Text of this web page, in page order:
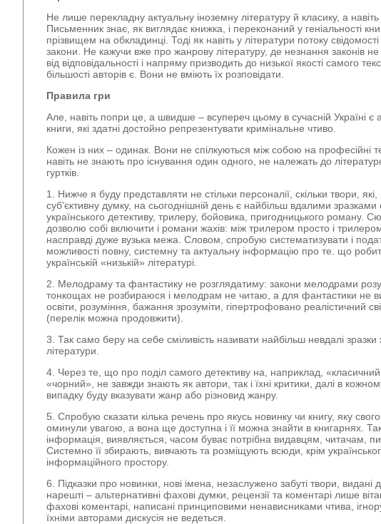
Не лише перекладну актуальну іноземну літературу й класику, а навіть
Письменник знає, як виглядає книжка, і переконаний у геніальності
прізвищем на обкладинці. Тоді як навіть у літератури потоку свідомості
закони. Не кажучи вже про жанрову літературу, де незнання законів
від відповідальності і напряму призводить до низької якості самого
більшості авторів є. Вони не вміють їх розповідати.
Правила гри
Але, навіть попри це, а швидше – всупереч цьому в сучасній Україні є
книги, які здатні достойно репрезентувати кримінальне чтиво.
Кожен із них – одинак. Вони не спілкуються між собою на професійні
навіть не знають про існування один одного, не належать до
гуртків.
1. Нижче я буду представляти не стільки персоналії, скільки твори,
суб’єктивну думку, на сьогоднішній день є найбільш вдалими зразками
українського детективу, трилеру, бойовика, пригодницького роману.
дозволю собі включити і романи жахів: між трилером просто і
насправді дуже вузька межа. Словом, спробую систематизувати і
можливості повну, системну та актуальну інформацію про те. що
українській «низькій» літературі.
2. Мелодраму та фантастику не розглядатиму: закони мелодрами
тонкощах не розбираюся і мелодрам не читаю, а для фантастики не
освіти, розуміння, бажання зрозуміти, гіпертрофовано реалістичний
(перелік можна продовжити).
3. Так само беру на себе сміливість називати найбільш невдалі зразки
літератури.
4. Через те, що про поділ самого детективу на, наприклад,
«чорний», не завжди знають як автори, так і їхні критики, далі в
випадку буду вказувати жанр або різновид жанру.
5. Спробую сказати кілька речень про якусь новинку чи книгу, яку
оминули увагою, а вона ще доступна і її можна знайти в книгарнях.
інформація, виявляється, часом буває потрібна видавцям, читачам,
Системно її збирають, вивчають та розміщують всюди, крім
інформаційного простору.
6. Підказки про новинки, нові імена, незаслужено забуті твори, видані
нарешті – альтернативні фахові думки, рецензії та коментарі лише
фахові коментарі, написані принциповими ненависниками чтива,
їхніми авторами дискусія не ведеться.